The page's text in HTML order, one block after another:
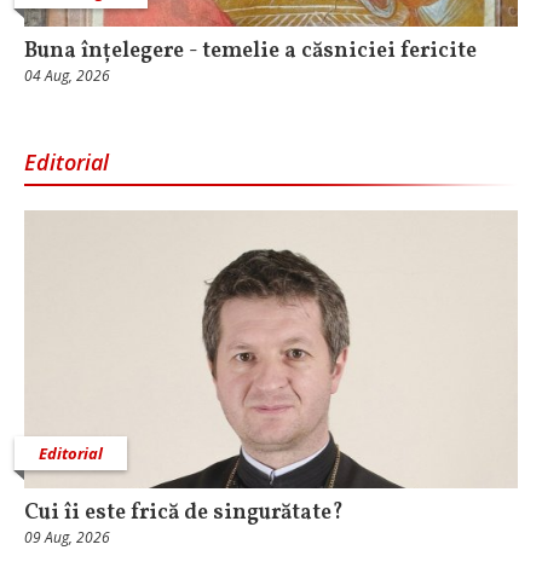
Buna înțelegere - temelie a căsniciei fericite
04 Aug, 2026
Editorial
Editorial
Cui îi este frică de singurătate?
09 Aug, 2026